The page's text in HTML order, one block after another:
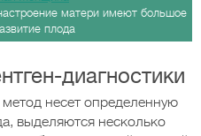
матери имеют большое
плода
диагностики
метод несет определенную
выделяются несколько